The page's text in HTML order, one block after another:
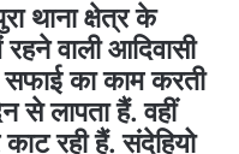
थाना क्षेत्र के
वाली आदिवासी
सफाई का काम करती
से लापता हैं. वहीं
रही हैं. संदेहियो